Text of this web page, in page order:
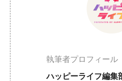
執筆者プロフィール
ハッピーライフ編集